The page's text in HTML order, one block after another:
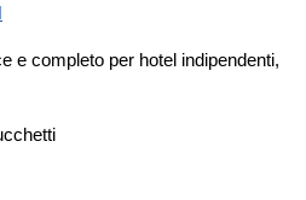
e completo per hotel indipendenti,